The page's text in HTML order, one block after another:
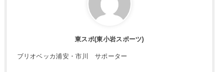
東スポ(東小岩スポーツ)
ブリオベッカ浦安・市川 サポーター